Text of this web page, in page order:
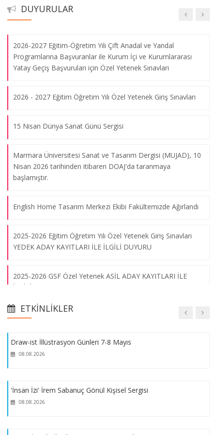
DUYURULAR
2024-2025 GSF Özel Yetenek ASİL ADAY KAYITLARI İLE
2026-2027 Eğitim-Öğretim Yılı Çift Anadal ve Yandal
Programlarına Başvuranlar ile Kurum İçi ve Kurumlararası
Yatay Geçiş Başvuruları için Özel Yetenek Sınavları
2026 - 2027 Eğitim Öğretim Yılı Özel Yetenek Giriş Sınavları
15 Nisan Dünya Sanat Günü Sergisi
Marmara Üniversitesi Sanat ve Tasarım Dergisi (MUJAD), 10
Nisan 2026 tarihinden itibaren DOAJ'da taranmaya
başlamıştır.
English Home Tasarım Merkezi Ekibi Fakültemizde Ağırlandı
2025-2026 Eğitim Öğretim Yılı Özel Yetenek Giriş Sınavları
YEDEK ADAY KAYITLARI İLE İLGİLİ DUYURU
2025-2026 GSF Özel Yetenek ASİL ADAY KAYITLARI İLE
İLGİLİ DUYURU
"Tatbiki Bellek" Dökümantasyon Projesi
2025-2026 Eğitim-Öğretim Yılı Güz Dönemi Kurumlar Arası ve
Kurum İçi Yatay Geçiş Özel Yetenek Sınavı
2025-2026 Eğitim Öğretim Yılı Güzel Sanatlar Fakültesi Çift
Ana Dal / Yan Dal Programı için yapılacak olan Özel Yetenek
Sınavları
ETKINLIKLER
"Elalem Ne Der" Sergisi
08.08.2026
"Görünür Görünmez Beden" Sergisi
"Statü Krizi" Sergisi
08.08.2026
Marmara Flüt Orkestrası Konseri
08.08.2026
Draw-ist İllüstrasyon Günleri 7-8 Mayıs
08.08.2026
'İnsan İzi' İrem Sabanuç Gönül Kişisel Sergisi
08.08.2026